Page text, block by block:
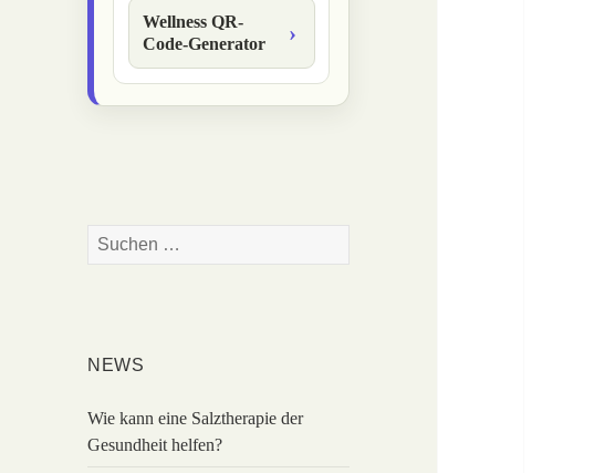
Wellness QR-
Code-Generator
Suchen
NEWS
Wie kann eine Salztherapie der
Gesundheit helfen?